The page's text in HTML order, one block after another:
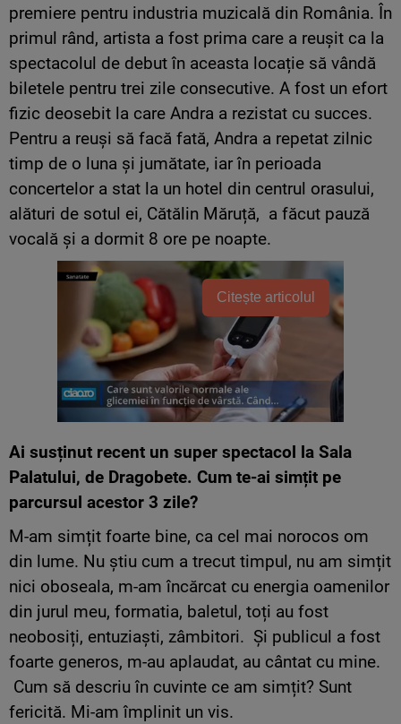
premiere pentru industria muzicală din România. În
primul rând, artista a fost prima care a reușit ca la
spectacolul de debut în aceasta locație să vândă
biletele pentru trei zile consecutive. A fost un efort
fizic deosebit la care Andra a rezistat cu succes.
Pentru a reuși să facă fată, Andra a repetat zilnic
timp de o luna și jumătate, iar în perioada
concertelor a stat la un hotel din centrul orasului,
alături de sotul ei, Cătălin Măruță, a făcut pauză
vocală și a dormit 8 ore pe noapte.
Citește articolul
Ai susținut recent un super spectacol la Sala
Palatului, de Dragobete. Cum te-ai simțit pe
parcursul acestor 3 zile?
M-am simțit foarte bine, ca cel mai norocos om
din lume. Nu știu cum a trecut timpul, nu am simțit
nici oboseala, m-am încărcat cu energia oamenilor
din jurul meu, formatia, baletul, toți au fost
neobosiți, entuziaști, zâmbitori. Și publicul a fost
foarte generos, m-au aplaudat, au cântat cu mine.
Cum să descriu în cuvinte ce am simțit? Sunt
fericită. Mi-am împlinit un vis.